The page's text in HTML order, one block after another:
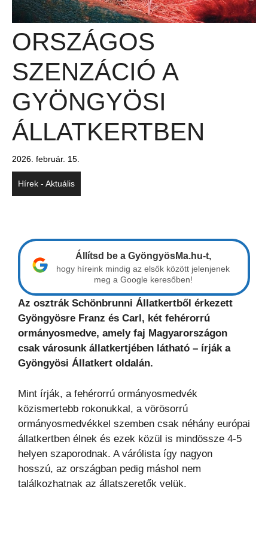
ORSZÁGOS
SZENZÁCIÓ A
GYÖNGYÖSI
ÁLLATKERTBEN
2026. február. 15.
Hírek - Aktuális
Állítsd be a GyöngyösMa.hu-t,
hogy híreink mindig az elsők között jelenjenek
meg a Google keresőben!
Az osztrák Schönbrunni Állatkertből érkezett
Gyöngyösre Franz és Carl, két fehérorrú
ormányosmedve, amely faj Magyarországon
csak városunk állatkertjében látható – írják a
Gyöngyösi Állatkert oldalán.
Mint írják, a fehérorrú ormányosmedvék
közismertebb rokonukkal, a vörösorrú
ormányosmedvékkel szemben csak néhány európai
állatkertben élnek és ezek közül is mindössze 4-5
helyen szaporodnak. A várólista így nagyon
hosszú, az országban pedig máshol nem
találkozhatnak az állatszeretők velük.